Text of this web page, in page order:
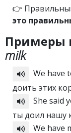
👉
это
Примеры
milk
We have
доить этих
She said
ты доил нашу
We have